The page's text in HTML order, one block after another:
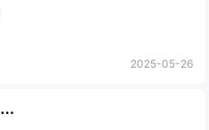
2025-05-26
十万寻刀引城主回归，勇者传奇盼再造辉煌